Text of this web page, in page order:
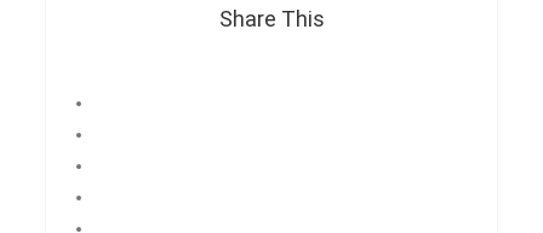
Share This